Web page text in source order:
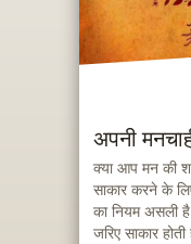
अपनी
क्या आप मन की
साकार करने के
का नियम असली
जरिए साकार